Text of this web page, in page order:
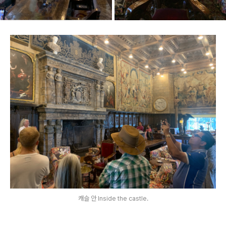
캐슬 안 Inside the castle.